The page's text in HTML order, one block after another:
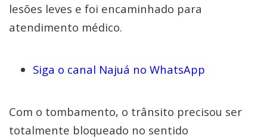
lesões leves e foi encaminhado para
atendimento médico.
Siga o canal Najuá no WhatsApp
Com o tombamento, o trânsito precisou ser
totalmente bloqueado no sentido